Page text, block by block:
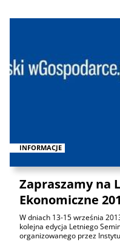
INFORMACJE
Zapraszamy na
Ekonomiczne
W dniach 13-15 września
kolejna edycja Letniego
organizowanego przez